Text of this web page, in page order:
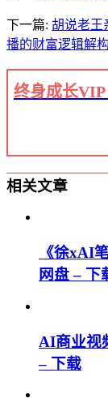
下一篇: 胡说老王
播的财富逻辑解
终身成长
相关文章
《徐xAI
网盘 – 下
AI商业视
– 下载